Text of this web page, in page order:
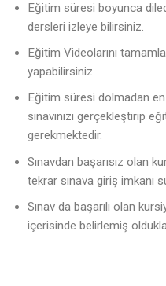
Eğitim süresi boyunca
dersleri izleye bilirsiniz.
Eğitim Videolarını
yapabilirsiniz.
Eğitim süresi dolmadan
sınavınızı gerçekleştirip
gerekmektedir.
Sınavdan başarısız olan
tekrar sınava giriş imkanı
Sınav da başarılı olan
içerisinde belirlemiş